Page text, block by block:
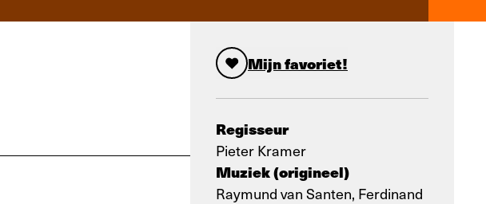
Mijn favoriet!
Regisseur
Pieter Kramer
Muziek (origineel)
Raymund van Santen, Ferdinand